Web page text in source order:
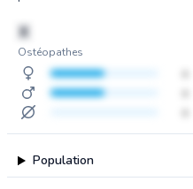
X
Ostéopathes
Population